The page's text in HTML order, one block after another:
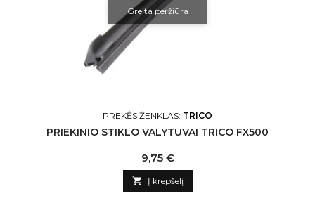
Greita peržiūra
PREKĖS ŽENKLAS: TRICO
PRIEKINIO STIKLO VALYTUVAI TRICO FX500
Kaina
9,75 €
 Į krepšelį